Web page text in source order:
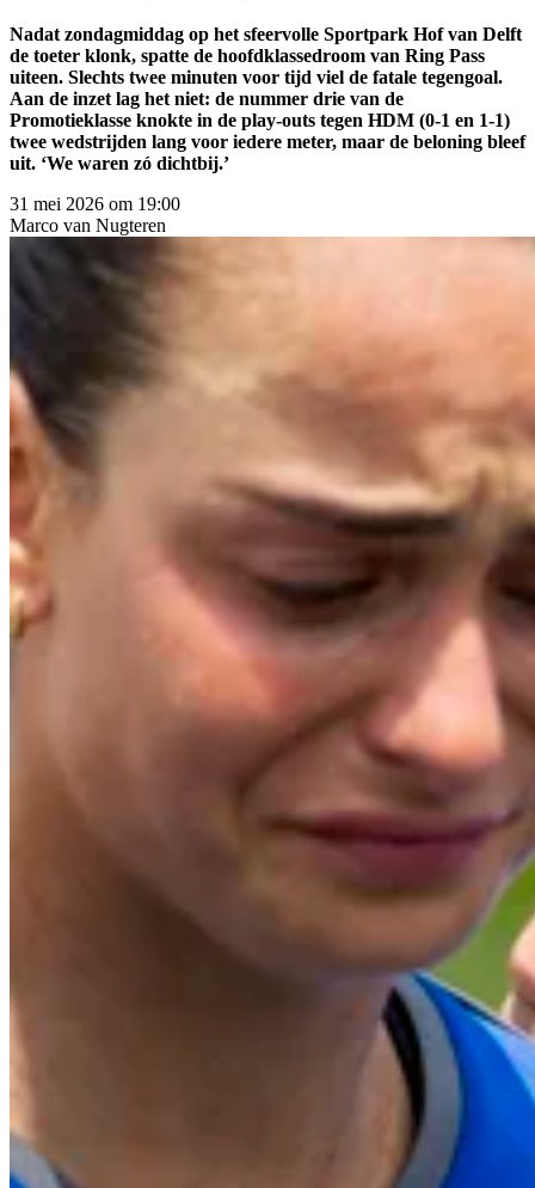
Nadat zondagmiddag op het sfeervolle Sportpark Hof van Delft
de toeter klonk, spatte de hoofdklassedroom van Ring Pass
uiteen. Slechts twee minuten voor tijd viel de fatale tegengoal.
Aan de inzet lag het niet: de nummer drie van de
Promotieklasse knokte in de play-outs tegen HDM (0-1 en 1-1)
twee wedstrijden lang voor iedere meter, maar de beloning bleef
uit. ‘We waren zó dichtbij.’
31 mei 2026 om 19:00
Marco van Nugteren